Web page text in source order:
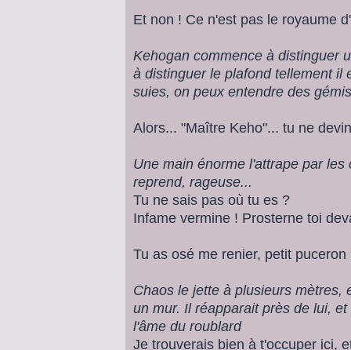
Et non ! Ce n'est pas le royaume
Kehogan commence à distinguer
à distinguer le plafond tellement il
suies, on peux entendre des
Alors... "Maître Keho"... tu ne
Une main énorme l'attrape par
reprend, rageuse...
Tu ne sais pas où tu es ?
Infame vermine ! Prosterne toi
Tu as osé me renier, petit puceron
Chaos le jette à plusieurs mètres,
un mur. Il réapparait près de lui,
l'âme du roublard
Je trouverais bien à t'occuper ici,